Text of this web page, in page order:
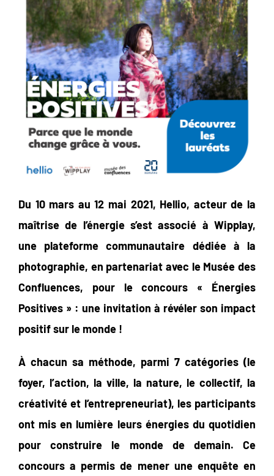
Du 10 mars au 12 mai 2021, Hellio, acteur de la
maîtrise de l’énergie s’est associé à Wipplay,
une plateforme communautaire dédiée à la
photographie, en partenariat avec le Musée des
Confluences, pour le concours « Énergies
Positives » : une invitation à révéler son impact
positif sur le monde !
À chacun sa méthode, parmi 7 catégories (le
foyer, l’action, la ville, la nature, le collectif, la
créativité et l’entrepreneuriat), les participants
ont mis en lumière leurs énergies du quotidien
pour construire le monde de demain. Ce
concours a permis de mener une enquête en